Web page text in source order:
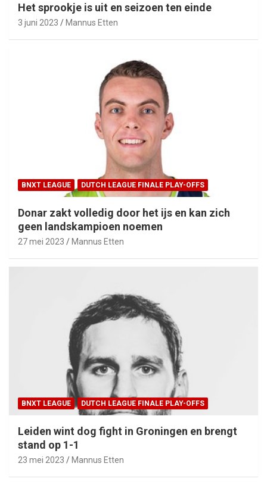
Het sprookje is uit en seizoen ten einde
3 juni 2023 Mannus Etten
BNXT LEAGUE DUTCH LEAGUE FINALE PLAY-OFFS
Donar zakt volledig door het ijs en kan zich
geen landskampioen noemen
27 mei 2023 Mannus Etten
BNXT LEAGUE DUTCH LEAGUE FINALE PLAY-OFFS
Leiden wint dog fight in Groningen en brengt
stand op 1-1
23 mei 2023 Mannus Etten